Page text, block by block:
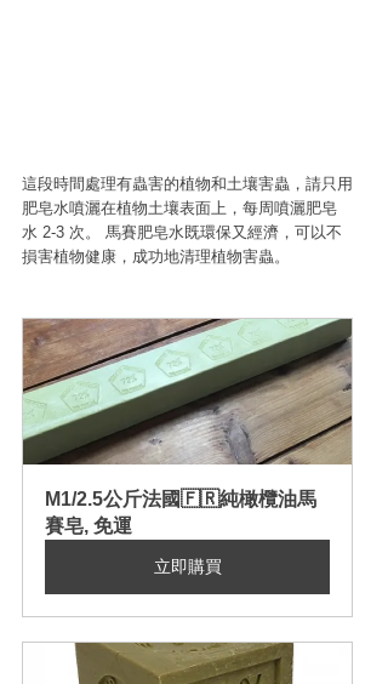
這段時間處理有蟲害的植物和土壤害蟲，請只用
肥皂水噴灑在植物土壤表面上，每周噴灑肥皂
水 2-3 次。 馬賽肥皂水既環保又經濟，可以不
損害植物健康，成功地清理植物害蟲。
M1/2.5公斤法國🇫🇷純橄欖油馬
賽皂, 免運
立即購買